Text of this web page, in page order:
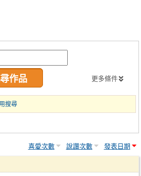
更多條件
搜尋
喜愛次數 說讚次數 發表日期